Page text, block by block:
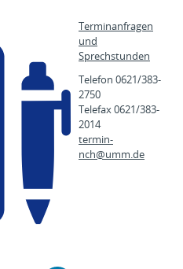
Terminanfragen
und
Sprechstunden
Telefon 0621/383-
2750
Telefax 0621/383-
2014
termin-
nch@umm.de